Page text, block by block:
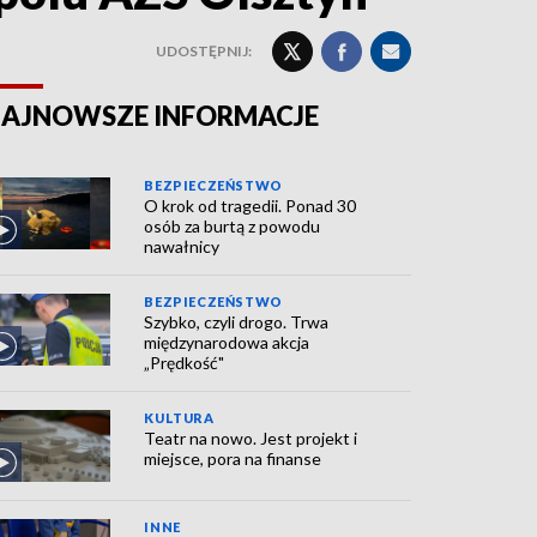
UDOSTĘPNIJ:
INFORMACJE
BEZPIECZEŃSTWO
O krok od tragedii. Ponad 30
osób za burtą z powodu
nawałnicy
BEZPIECZEŃSTWO
Szybko, czyli drogo. Trwa
międzynarodowa akcja
„Prędkość"
KULTURA
Teatr na nowo. Jest projekt i
miejsce, pora na finanse
INNE